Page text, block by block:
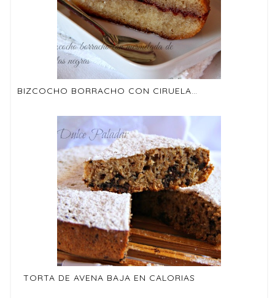
BIZCOCHO BORRACHO CON CIRUELAS NEGRAS EN FUSSIONCOOK
TORTA DE AVENA BAJA EN CALORIAS